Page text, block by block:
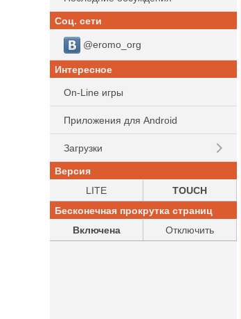
Соц. сети
@eromo_org
Интересное
On-Line игры
Приложения для Android
Загрузки
Версия
LITE
TOUCH
Бесконечная прокрутка страниц
Включена
Отключить